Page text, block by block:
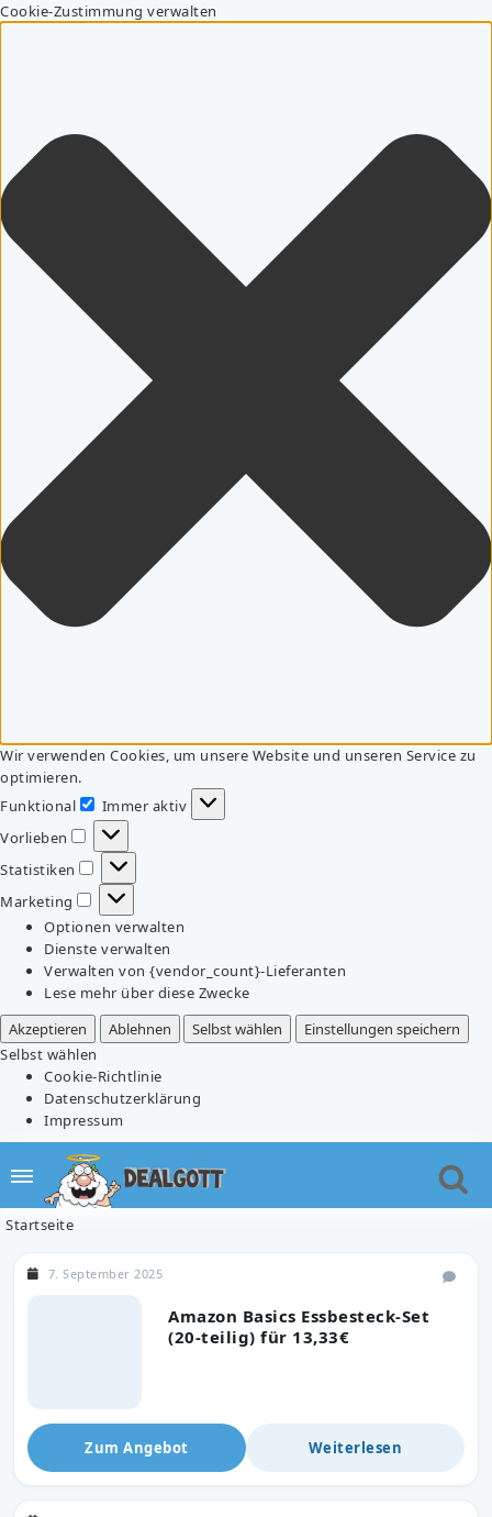
Cookie-Zustimmung verwalten
Wir verwenden Cookies, um unsere Website und unseren Service zu
optimieren.
Funktional
Funktional
Immer aktiv
Vorlieben
Vorlieben
Statistiken
Statistiken
Marketing
Marketing
Optionen verwalten
Dienste verwalten
Verwalten von {vendor_count}-Lieferanten
Lese mehr über diese Zwecke
Akzeptieren
Ablehnen Selbst wählen
Einstellungen speichern
Selbst wählen
Cookie-Richtlinie
Datenschutzerklärung
Impressum
Startseite
Amazon Basics Essbesteck-Set
(20-teilig) für 13,33€
7. September 2025
Zum Angebot Weiterlesen